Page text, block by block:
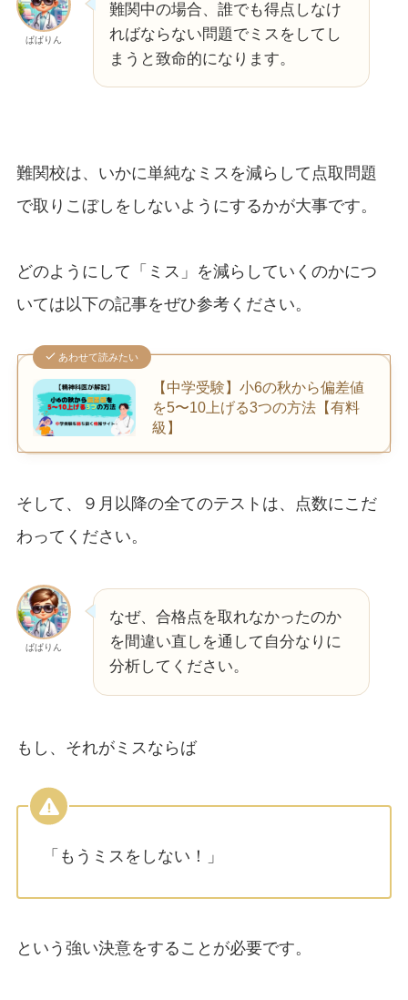
ぱぱりん
難関中の場合、誰でも得点しなけ
ればならない問題でミスをしてし
まうと致命的になります。
難関校は、いかに単純なミスを減らして点取問題
で取りこぼしをしないようにするかが大事です。
どのようにして「ミス」を減らしていくのかにつ
いては以下の記事をぜひ参考ください。
あわせて読みたい
【中学受験】小6の秋から偏差値
を5〜10上げる3つの方法【有料
級】
そして、９月以降の全てのテストは、点数にこだ
わってください。
ぱぱりん
なぜ、合格点を取れなかったのか
を間違い直しを通して自分なりに
分析してください。
もし、それがミスならば
「もうミスをしない！」
という強い決意をすることが必要です。